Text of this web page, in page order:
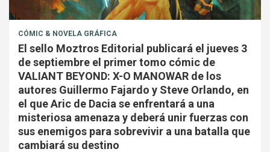
CÓMIC & NOVELA GRÁFICA
El sello Moztros Editorial publicará el jueves 3
de septiembre el primer tomo cómic de
VALIANT BEYOND: X-O MANOWAR de los
autores Guillermo Fajardo y Steve Orlando, en
el que Aric de Dacia se enfrentará a una
misteriosa amenaza y deberá unir fuerzas con
sus enemigos para sobrevivir a una batalla que
cambiará su destino